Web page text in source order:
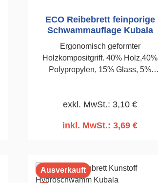
ECO Reibebrett feinporige
Schwammauflage Kubala
Ergonomisch geformter
Holzkompositgriff. 40% Holz,40%
Polypropylen, 15% Glass, 5%
Kunststoffes. Zum Fliesenwaschen
exkl. MwSt.: 3,10 €
inkl. MwSt.: 3,69 €
Ausverkauft